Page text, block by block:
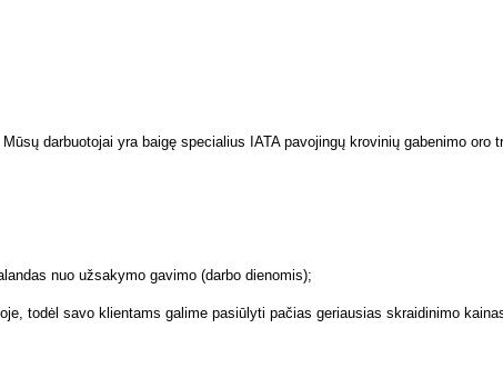
darbuotojai yra baigę specialius IATA pavojingų krovinių gabenimo oro
nuo užsakymo gavimo (darbo dienomis);
todėl savo klientams galime pasiūlyti pačias geriausias skraidinimo